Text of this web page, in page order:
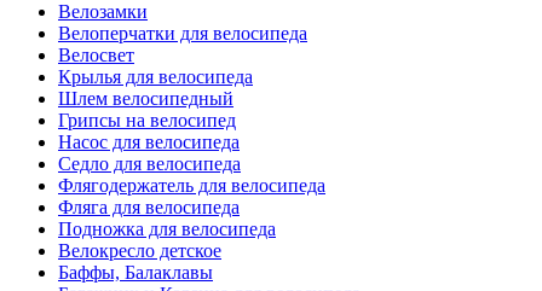
Велозамки
Велоперчатки для велосипеда
Велосвет
Крылья для велосипеда
Шлем велосипедный
Грипсы на велосипед
Насос для велосипеда
Седло для велосипеда
Флягодержатель для велосипеда
Фляга для велосипеда
Подножка для велосипеда
Велокресло детское
Баффы, Балаклавы